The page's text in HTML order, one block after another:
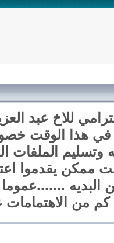
للاخ عبد
في هذا الوقت
وتسليم الملفات
ممكن يقدموا
.......عموما
كم من